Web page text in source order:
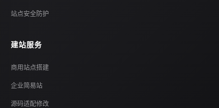
站点安全防护
建站服务
商用站点搭建
企业简易站
源码适配修改